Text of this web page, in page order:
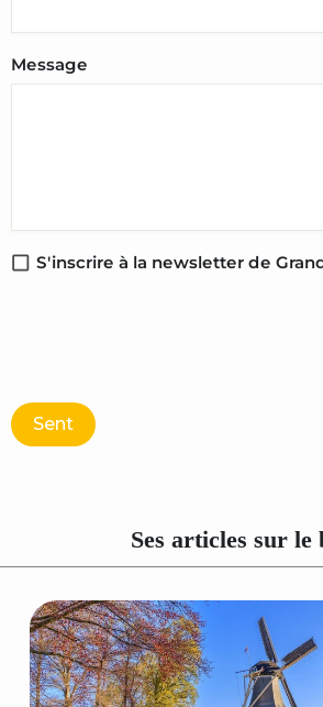
Message
S'inscrire à la newsletter de
Sent
Ses articles sur le